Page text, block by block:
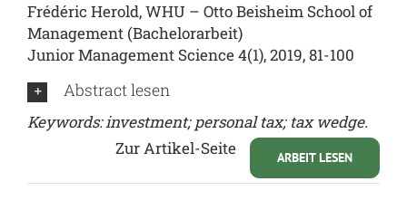
Frédéric Herold, WHU – Otto Beisheim School of
Management (Bachelorarbeit)
Junior Management Science 4(1), 2019, 81-100
Abstract lesen
Keywords: investment; personal tax; tax wedge.
ARBEIT LESEN
Zur Artikel-Seite